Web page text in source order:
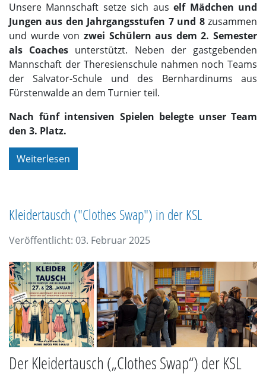
Unsere Mannschaft setze sich auself Mädchen und
Jungen aus den Jahrgangsstufen 7 und 8zusammen
und wurde von zwei Schülern aus dem 2. Semester
als Coaches unterstützt. Neben der gastgebenden
Mannschaft der Theresienschule nahmen noch Teams
der Salvator-Schule und des Bernhardinums aus
Fürstenwalde an dem Turnier teil.
Nach fünf intensiven Spielen belegte unser Team
den 3. Platz.
Weiterlesen
Kleidertausch ("Clothes Swap") in der KSL
Veröffentlicht: 03. Februar 2025
Der Kleidertausch („Clothes Swap“) der KSL